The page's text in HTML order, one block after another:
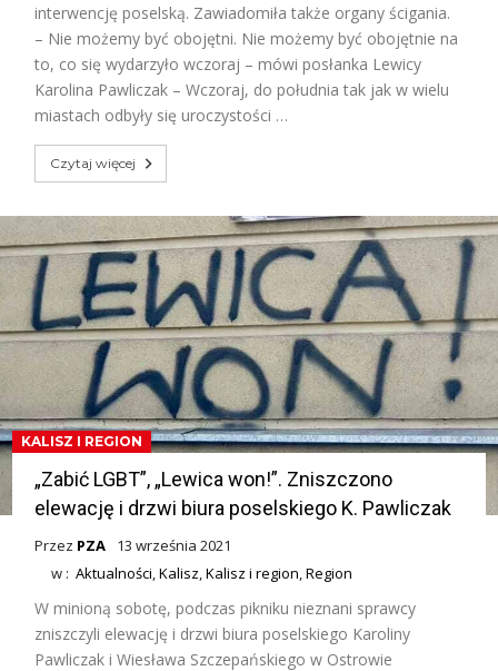
interwencję poselską. Zawiadomiła także organy ścigania.
– Nie możemy być obojętni. Nie możemy być obojętnie na
to, co się wydarzyło wczoraj – mówi posłanka Lewicy
Karolina Pawliczak – Wczoraj, do południa tak jak w wielu
miastach odbyły się uroczystości …
Czytaj więcej
KALISZ I REGION
„Zabić LGBT”, „Lewica won!”. Zniszczono
elewację i drzwi biura poselskiego K. Pawliczak
Przez PZA
13 września 2021
w :Aktualności,Kalisz,Kalisz i region,Region
W minioną sobotę, podczas pikniku nieznani sprawcy
zniszczyli elewację i drzwi biura poselskiego Karoliny
Pawliczak i Wiesława Szczepańskiego w Ostrowie